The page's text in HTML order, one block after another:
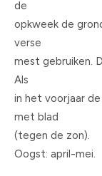
de
opkweek de
verse
mest gebruiken.
Als
in het voorjaar
met blad
(tegen de zon).
Oogst: april-mei.